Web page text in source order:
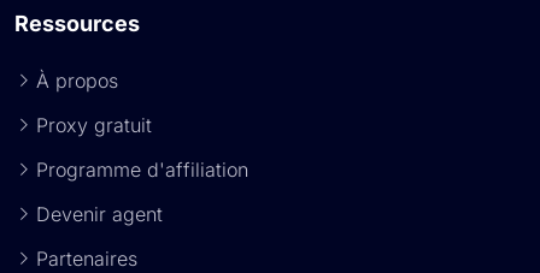
Ressources
À propos
Proxy gratuit
Programme d'affiliation
Devenir agent
Partenaires